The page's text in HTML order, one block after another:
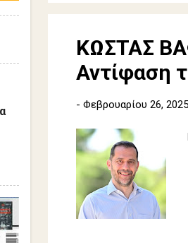
ΚΩΣΤΑΣ
Αντίφαση
- Φεβρουαρίου 26, 2025